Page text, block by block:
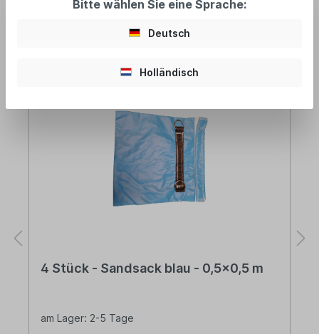
empfohlenes Zubehör
4 Stück - Sandsack blau - 0,5x0,5 m
am Lager: 2-5 Tage
Bitte wählen Sie eine Sprache:
Deutsch
Holländisch